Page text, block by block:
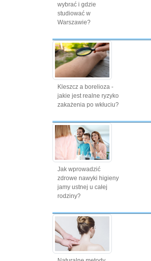
wybrać i gdzie
studiować w
Warszawie?
Kleszcz a borelioza -
jakie jest realne ryzyko
zakażenia po wkłuciu?
Jak wprowadzić
zdrowe nawyki higieny
jamy ustnej u całej
rodziny?